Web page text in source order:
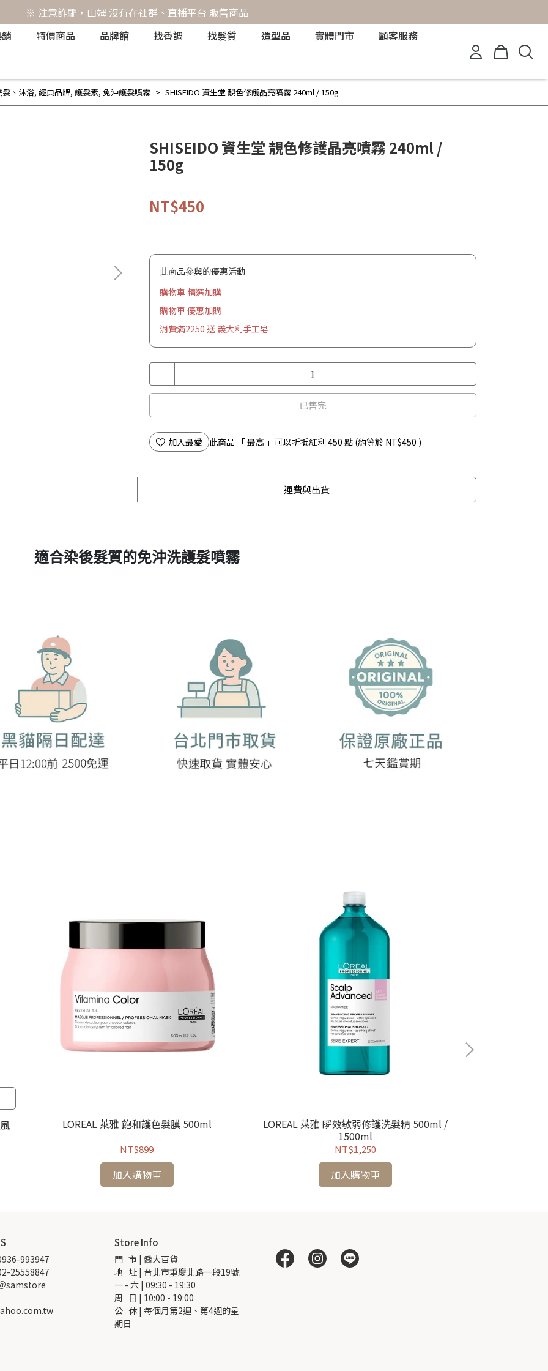
※ 注意詐騙，山姆 沒有在社群、直播平台 販售商品
特價商品 品牌館 找香調 找髮質 造型品 實體門市 顧客服務
髮、沐浴, 經典品牌, 護髮素, 免沖護髮噴霧 SHISEIDO 資生堂 靚色修護晶亮噴霧 240ml / 150g
SHISEIDO 資生堂 靚色修護晶亮噴霧 240ml /
150g
NT$450
此商品參與的優惠活動
購物車 精選加購
購物車 優惠加購
消費滿2250 送 義大利手工皂
已售完
加入最愛 此商品 「 最高 」可以折抵紅利 450 點 (約等於 NT$450 )
運費與出貨
適合染後髮質的免沖洗護髮噴霧
LOREAL 萊雅 飽和護色髮膜 500ml
NT$899
加入購物車
LOREAL 萊雅 瞬效敏弱修護洗髮精 500ml /
1500ml
NT$1,250
加入購物車
993947
25558847
samstore
Store Info
門   市 | 喬大百貨
地   址 | 台北市重慶北路一段19號
一 - 六 | 09:30 - 19:30
周   日 | 10:00 - 19:00
公   休 | 每個月第2週、第4週的星
期日